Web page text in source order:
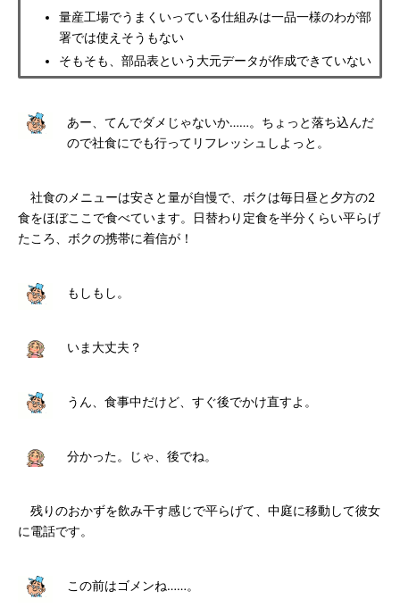
量産工場でうまくいっている仕組みは一品一様のわが部
署では使えそうもない
そもそも、部品表という大元データが作成できていない
あー、てんでダメじゃないか……。ちょっと落ち込んだ
ので社食にでも行ってリフレッシュしよっと。
社食のメニューは安さと量が自慢で、ボクは毎日昼と夕方の2
食をほぼここで食べています。日替わり定食を半分くらい平らげ
たころ、ボクの携帯に着信が！
もしもし。
いま大丈夫？
うん、食事中だけど、すぐ後でかけ直すよ。
分かった。じゃ、後でね。
残りのおかずを飲み干す感じで平らげて、中庭に移動して彼女
に電話です。
この前はゴメンね……。